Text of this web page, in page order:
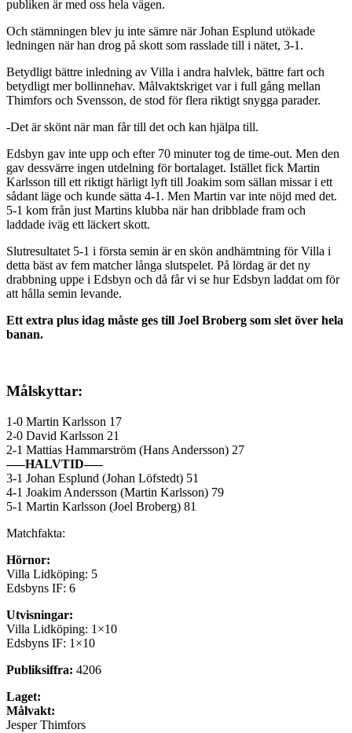
publiken är med oss hela vägen.
Och stämningen blev ju inte sämre när Johan Esplund utökade
ledningen när han drog på skott som rasslade till i nätet, 3-1.
Betydligt bättre inledning av Villa i andra halvlek, bättre fart och
betydligt mer bollinnehav. Målvaktskriget var i full gång mellan
Thimfors och Svensson, de stod för flera riktigt snygga parader.
-Det är skönt när man får till det och kan hjälpa till.
Edsbyn gav inte upp och efter 70 minuter tog de time-out. Men den
gav dessvärre ingen utdelning för bortalaget. Istället fick Martin
Karlsson till ett riktigt härligt lyft till Joakim som sällan missar i ett
sådant läge och kunde sätta 4-1. Men Martin var inte nöjd med det.
5-1 kom från just Martins klubba när han dribblade fram och
laddade iväg ett läckert skott.
Slutresultatet 5-1 i första semin är en skön andhämtning för Villa i
detta bäst av fem matcher långa slutspelet. På lördag är det ny
drabbning uppe i Edsbyn och då får vi se hur Edsbyn laddat om för
att hålla semin levande.
Ett extra plus idag måste ges till Joel Broberg som slet över hela
banan.
Målskyttar:
1-0 Martin Karlsson 17
2-0 David Karlsson 21
2-1 Mattias Hammarström (Hans Andersson) 27
—–HALVTID—–
3-1 Johan Esplund (Johan Löfstedt) 51
4-1 Joakim Andersson (Martin Karlsson) 79
5-1 Martin Karlsson (Joel Broberg) 81
Matchfakta:
Hörnor:
Villa Lidköping: 5
Edsbyns IF: 6
Utvisningar:
Villa Lidköping: 1×10
Edsbyns IF: 1×10
Publiksiffra: 4206
Laget:
Målvakt:
Jesper Thimfors